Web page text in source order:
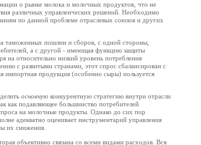
о рынке молока и молочных продуктов, что не
различных управленческих решений. Необходимо
по данной проблеме отраслевых союзов и других
таможенных пошлин и сборов, с одной стороны,
а с другой - имеющая функцию защиты
на относительно низкий уровень потребления
с развитыми странами, этот спрос сбалансирован с
импортная продукция (особенно сыры) пользуется
основную конкурентную стратегию внутри отрасли
как подавляющее большинство потребителей
на молочные продукты. Однако до сих пор
адекватно оценивает инструментарий управления
их снижения.
объективно связана со всеми видами расходов. Вся